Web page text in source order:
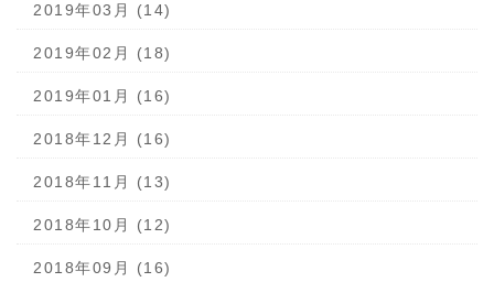
2019年03月 (14)
2019年02月 (18)
2019年01月 (16)
2018年12月 (16)
2018年11月 (13)
2018年10月 (12)
2018年09月 (16)